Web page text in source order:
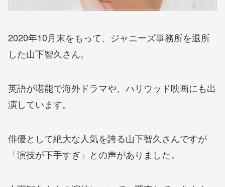
2020年10月末をもって、ジャニーズ事務所を退所
した山下智久さん。
英語が堪能で海外ドラマや、ハリウッド映画にも出
演しています。
俳優として絶大な人気を誇る山下智久さんですが
「演技が下手すぎ」との声がありました。